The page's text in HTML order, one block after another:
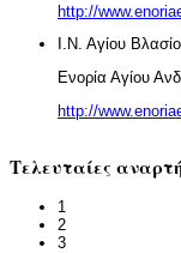
http://
Ι.Ν. Αγίου
Ενορία Αγίου
http://
Τελευταίες
1
2
3